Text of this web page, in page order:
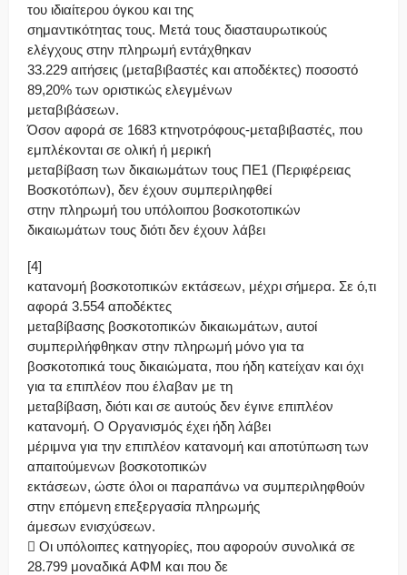
του ιδιαίτερου όγκου και της
σημαντικότητας τους. Μετά τους διασταυρωτικούς
ελέγχους στην πληρωμή εντάχθηκαν
33.229 αιτήσεις (μεταβιβαστές και αποδέκτες) ποσοστό
89,20% των οριστικώς ελεγμένων
μεταβιβάσεων.
Όσον αφορά σε 1683 κτηνοτρόφους-μεταβιβαστές, που
εμπλέκονται σε ολική ή μερική
μεταβίβαση των δικαιωμάτων τους ΠΕ1 (Περιφέρειας
Βοσκοτόπων), δεν έχουν συμπεριληφθεί
στην πληρωμή του υπόλοιπου βοσκοτοπικών
δικαιωμάτων τους διότι δεν έχουν λάβει
[4]
κατανομή βοσκοτοπικών εκτάσεων, μέχρι σήμερα. Σε ό,τι
αφορά 3.554 αποδέκτες
μεταβίβασης βοσκοτοπικών δικαιωμάτων, αυτοί
συμπεριλήφθηκαν στην πληρωμή μόνο για τα
βοσκοτοπικά τους δικαιώματα, που ήδη κατείχαν και όχι
για τα επιπλέον που έλαβαν με τη
μεταβίβαση, διότι και σε αυτούς δεν έγινε επιπλέον
κατανομή. Ο Οργανισμός έχει ήδη λάβει
μέριμνα για την επιπλέον κατανομή και αποτύπωση των
απαιτούμενων βοσκοτοπικών
εκτάσεων, ώστε όλοι οι παραπάνω να συμπεριληφθούν
στην επόμενη επεξεργασία πληρωμής
άμεσων ενισχύσεων.
 Οι υπόλοιπες κατηγορίες, που αφορούν συνολικά σε
28.799 μοναδικά ΑΦΜ και που δε